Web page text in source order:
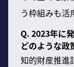
う枠組みも活
Q. 2023年に
どのような政
知的財産推進